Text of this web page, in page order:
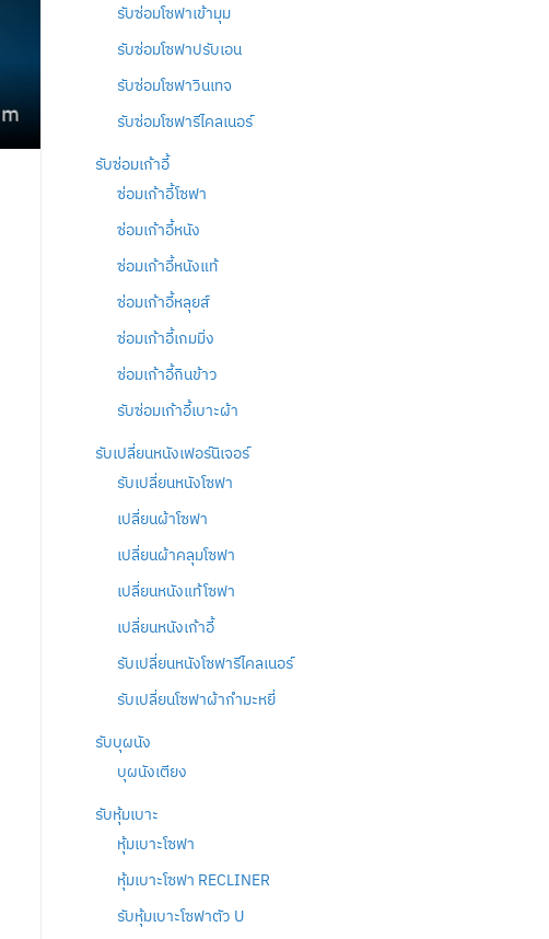
รับซ่อมโซฟาเข้ามุม
รับซ่อมโซฟาปรับเอน
รับซ่อมโซฟาวินเทจ
รับซ่อมโซฟารีไคลเนอร์
รับซ่อมเก้าอี้
ซ่อมเก้าอี้โซฟา
ซ่อมเก้าอี้หนัง
ซ่อมเก้าอี้หนังแท้
ซ่อมเก้าอี้หลุยส์
ซ่อมเก้าอี้เกมมิ่ง
ซ่อมเก้าอี้กินข้าว
รับซ่อมเก้าอี้เบาะผ้า
รับเปลี่ยนหนังเฟอร์นิเจอร์
รับเปลี่ยนหนังโซฟา
เปลี่ยนผ้าโซฟา
เปลี่ยนผ้าคลุมโซฟา
เปลี่ยนหนังแท้โซฟา
เปลี่ยนหนังเก้าอี้
รับเปลี่ยนหนังโซฟารีไคลเนอร์
รับเปลี่ยนโซฟาผ้ากำมะหยี่
รับบุผนัง
บุผนังเตียง
รับหุ้มเบาะ
หุ้มเบาะโซฟา
หุ้มเบาะโซฟา RECLINER
รับหุ้มเบาะโซฟาตัว U